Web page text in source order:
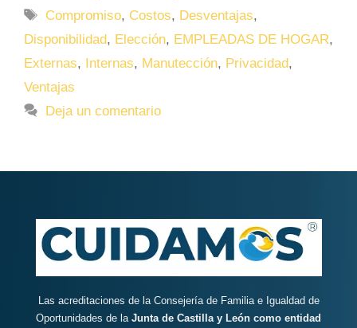
Etiquetas
Compromiso, Costos, Desventajas,
Disponibilidad, Elección, EMPLEADAS DE HOGAR,
Externas, Internas, Manutección, Privacidad,
Ventajas
Deja un comentario
Las acreditaciones de la Consejería de Familia e Igualdad de
Oportunidades de la Junta de Castilla y León como entidad